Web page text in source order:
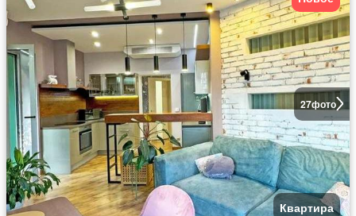
27фото
Квартира